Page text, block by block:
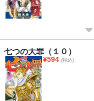
七つの大罪（１０）
¥594 (税込)